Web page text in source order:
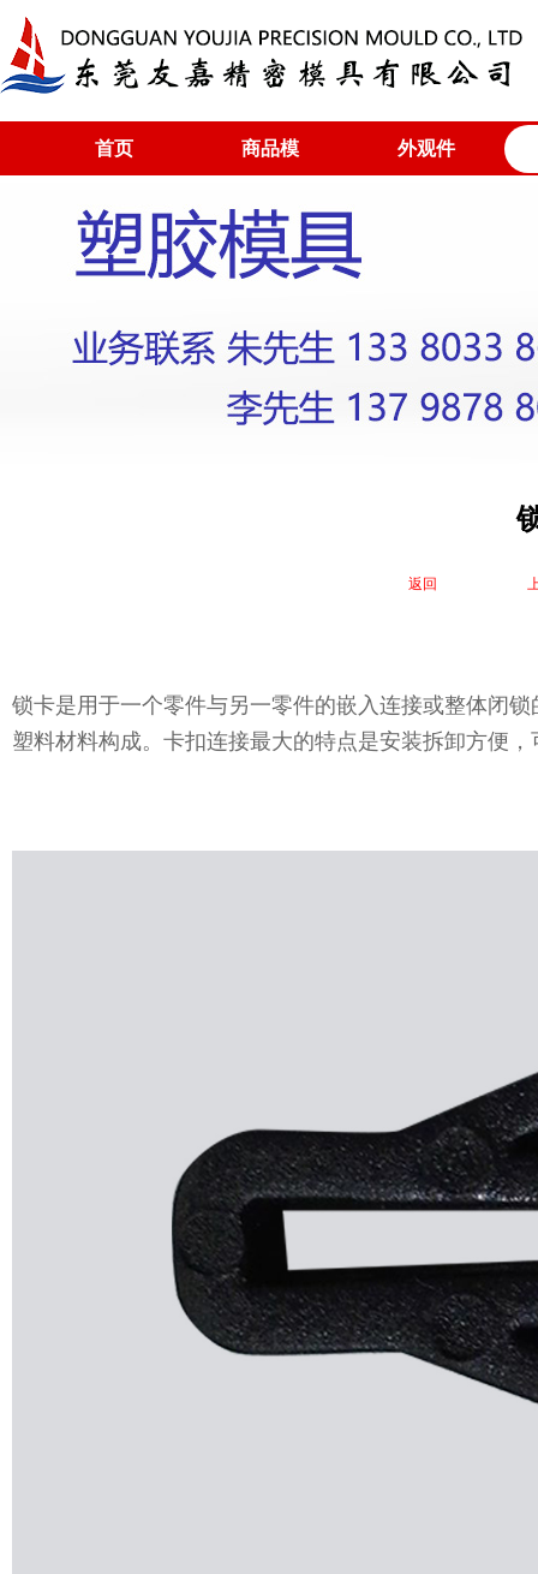
首页 商品模 外观件
返回
锁卡是用于一个零件与另一零件的嵌入连接或整体闭
塑料材料构成。卡扣连接最大的特点是安装拆卸方便